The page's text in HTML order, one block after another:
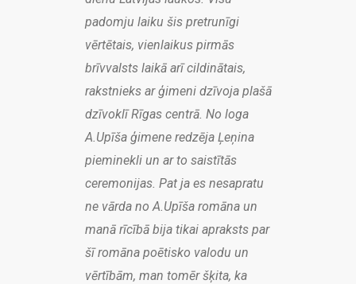
padomju laiku šis pretrunīgi
vērtētais, vienlaikus pirmās
brīvvalsts laikā arī cildinātais,
rakstnieks ar ģimeni dzīvoja plašā
dzīvoklī Rīgas centrā. No loga
A.Upīša ģimene redzēja Ļeņina
pieminekli un ar to saistītās
ceremonijas. Pat ja es nesapratu
ne vārda no A.Upīša romāna un
manā rīcībā bija tikai apraksts par
šī romāna poētisko valodu un
vērtībām, man tomēr šķita, ka